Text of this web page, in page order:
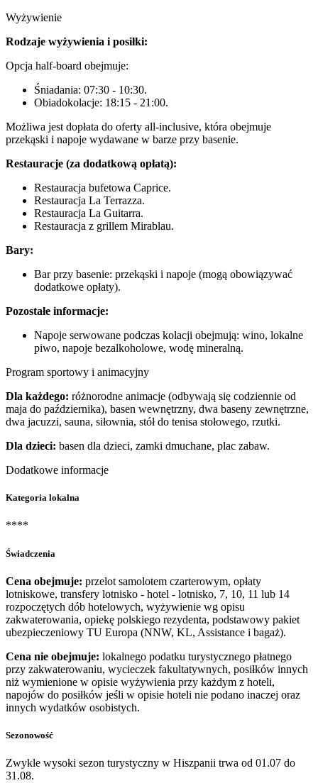
Wyżywienie
Rodzaje wyżywienia i posiłki:
Opcja half-board obejmuje:
Śniadania: 07:30 - 10:30.
Obiadokolacje: 18:15 - 21:00.
Możliwa jest dopłata do oferty all-inclusive, która obejmuje
przekąski i napoje wydawane w barze przy basenie.
Restauracje (za dodatkową opłatą):
Restauracja bufetowa Caprice.
Restauracja La Terrazza.
Restauracja La Guitarra.
Restauracja z grillem Mirablau.
Bary:
Bar przy basenie: przekąski i napoje (mogą obowiązywać
dodatkowe opłaty).
Pozostałe informacje:
Napoje serwowane podczas kolacji obejmują: wino, lokalne
piwo, napoje bezalkoholowe, wodę mineralną.
Program sportowy i animacyjny
Dla każdego: różnorodne animacje (odbywają się codziennie od
maja do października), basen wewnętrzny, dwa baseny zewnętrzne,
dwa jacuzzi, sauna, siłownia, stół do tenisa stołowego, rzutki.
Dla dzieci: basen dla dzieci, zamki dmuchane, plac zabaw.
Dodatkowe informacje
Kategoria lokalna
****
Świadczenia
Cena obejmuje: przelot samolotem czarterowym, opłaty
lotniskowe, transfery lotnisko - hotel - lotnisko, 7, 10, 11 lub 14
rozpoczętych dób hotelowych, wyżywienie wg opisu
zakwaterowania, opiekę polskiego rezydenta, podstawowy pakiet
ubezpieczeniowy TU Europa (NNW, KL, Assistance i bagaż).
Cena nie obejmuje: lokalnego podatku turystycznego płatnego
przy zakwaterowaniu, wycieczek fakultatywnych, posiłków innych
niż wymienione w opisie wyżywienia przy każdym z hoteli,
napojów do posiłków jeśli w opisie hoteli nie podano inaczej oraz
innych wydatków osobistych.
Sezonowość
Zwykle wysoki sezon turystyczny w Hiszpanii trwa od 01.07 do
31.08.